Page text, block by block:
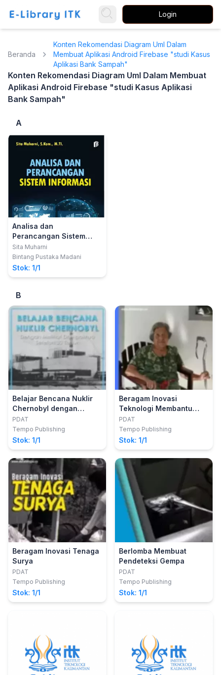
Login
Beranda
Konten Rekomendasi Diagram Uml Dalam
Membuat Aplikasi Android Firebase "studi Kasus
Aplikasi Bank Sampah"
Konten Rekomendasi Diagram Uml Dalam Membuat
Aplikasi Android Firebase "studi Kasus Aplikasi
Bank Sampah"
A
Analisa dan
Perancangan Sistem
Informasi
Sita Muharni
Bintang Pustaka Madani
Stok: 1/1
B
Belajar Bencana Nuklir
Chernobyl dengan
Melihat Dampaknya
Setelah 30 Tahun
PDAT
Tempo Publishing
Stok: 1/1
Beragam Inovasi
Teknologi Membantu
Manula
PDAT
Tempo Publishing
Stok: 1/1
Beragam Inovasi Tenaga
Surya
PDAT
Tempo Publishing
Stok: 1/1
Berlomba Membuat
Pendeteksi Gempa
PDAT
Tempo Publishing
Stok: 1/1